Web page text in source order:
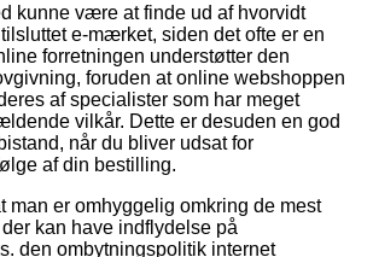
kunne være at finde ud af hvorvidt
e-mærket, siden det ofte er en
forretningen understøtter den
foruden at online webshoppen
af specialister som har meget
vilkår. Dette er desuden en god
når du bliver udsat for
af din bestilling.
man er omhyggelig omkring de mest
kan have indflydelse på
den ombytningspolitik internet